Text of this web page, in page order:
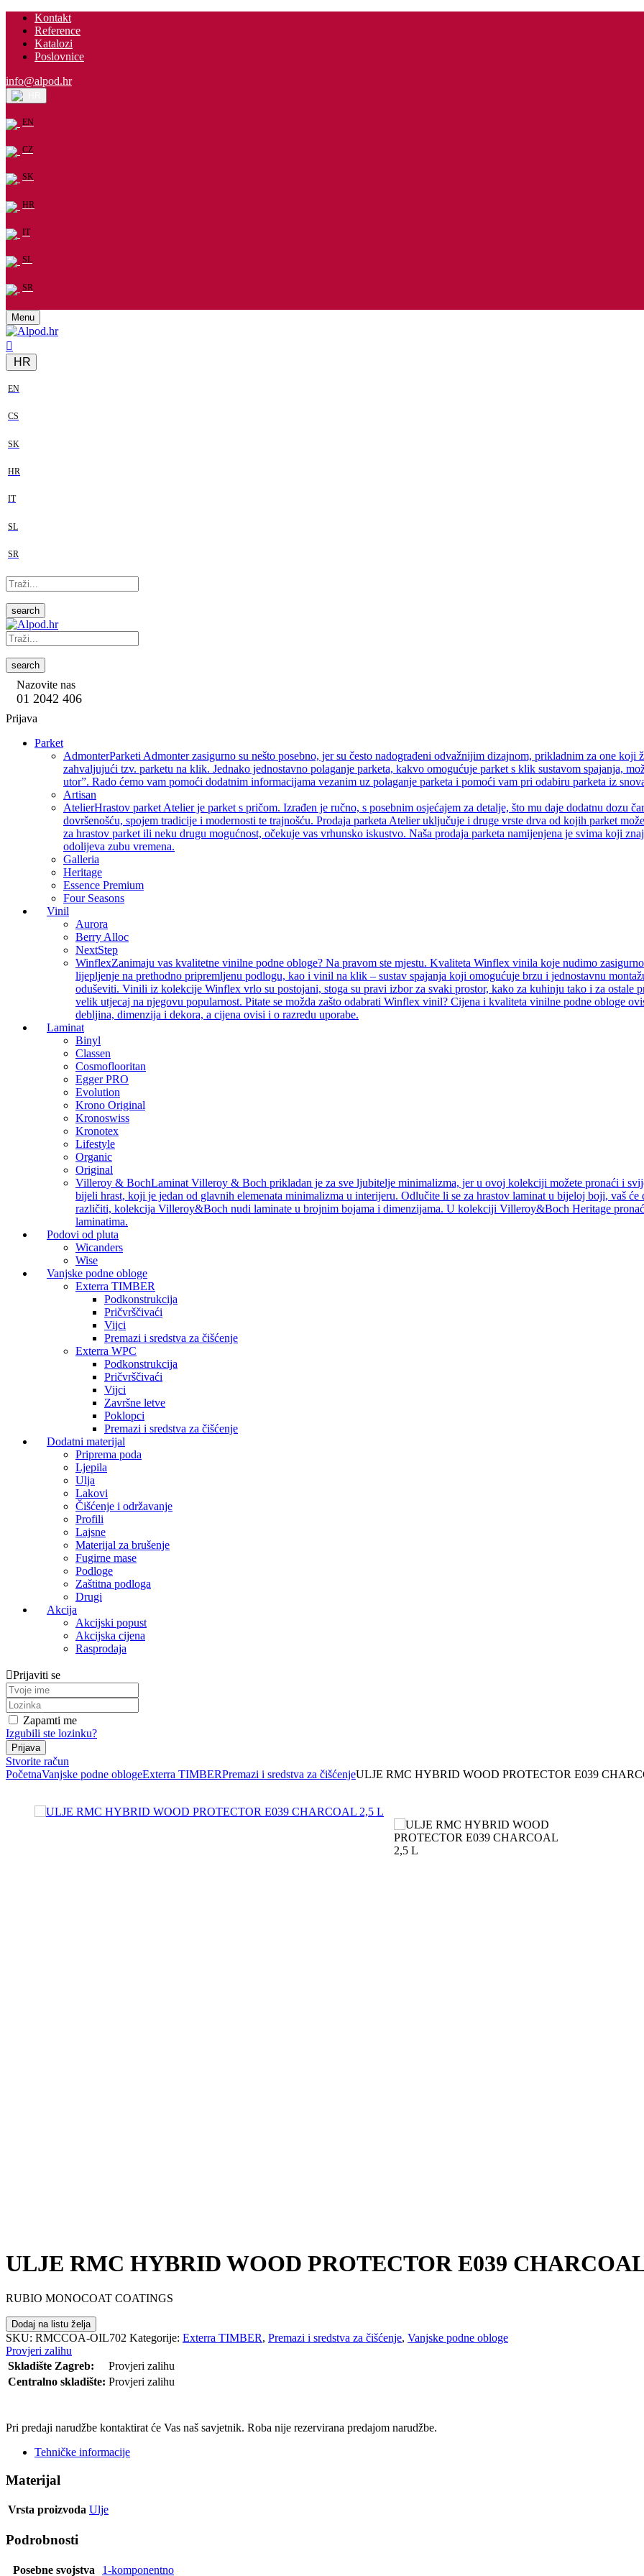
Kontakt
Reference
Katalozi
Poslovnice
info@alpod.hr
EN
CZ
SK
HR
IT
SL
SR
Menu
HR
EN
CS
SK
HR
IT
SL
SR
search
search
Nazovite nas
01 2042 406
Prijava
Parket
AdmonterParketi Admonter zasigurno su nešto posebno, jer su često nadograđeni odvažnijim dizajnom, prikladnim za one koji
zahvaljujući tzv. parketu na klik. Jednako jednostavno polaganje parketa, kakvo omogućuje parket s klik sustavom spajanja,
utor”. Rado ćemo vam pomoći dodatnim informacijama vezanim uz polaganje parketa i pomoći vam pri odabiru parketa iz
Artisan
AtelierHrastov parket Atelier je parket s pričom. Izrađen je ručno, s posebnim osjećajem za detalje, što mu daje dodatnu dozu
dovršenošću, spojem tradicije i modernosti te trajnošću. Prodaja parketa Atelier uključuje i druge vrste drva od kojih parket
za hrastov parket ili neku drugu mogućnost, očekuje vas vrhunsko iskustvo. Naša prodaja parketa namijenjena je svima koji
odolijeva zubu vremena.
Galleria
Heritage
Essence Premium
Four Seasons
Vinil
Aurora
Berry Alloc
NextStep
WinflexZanimaju vas kvalitetne vinilne podne obloge? Na pravom ste mjestu. Kvaliteta Winflex vinila koje nudimo
lijepljenje na prethodno pripremljenu podlogu, kao i vinil na klik – sustav spajanja koji omogućuje brzu i jednostavnu
oduševiti. Vinili iz kolekcije Winflex vrlo su postojani, stoga su pravi izbor za svaki prostor, kako za kuhinju tako i za ostale
velik utjecaj na njegovu popularnost. Pitate se možda zašto odabrati Winflex vinil? Cijena i kvaliteta vinilne podne obloge
debljina, dimenzija i dekora, a cijena ovisi i o razredu uporabe.
Laminat
Binyl
Classen
Cosmoflooritan
Egger PRO
Evolution
Krono Original
Kronoswiss
Kronotex
Lifestyle
Organic
Original
Villeroy & BochLaminat Villeroy & Boch prikladan je za sve ljubitelje minimalizma, jer u ovoj kolekciji možete pronaći i
bijeli hrast, koji je jedan od glavnih elemenata minimalizma u interijeru. Odlučite li se za hrastov laminat u bijeloj boji, vaš
različiti, kolekcija Villeroy&Boch nudi laminate u brojnim bojama i dimenzijama. U kolekciji Villeroy&Boch Heritage
laminatima.
Podovi od pluta
Wicanders
Wise
Vanjske podne obloge
Exterra TIMBER
Podkonstrukcija
Pričvrščivaći
Vijci
Premazi i sredstva za čišćenje
Exterra WPC
Podkonstrukcija
Pričvrščivaći
Vijci
Završne letve
Poklopci
Premazi i sredstva za čišćenje
Dodatni materijal
Priprema poda
Ljepila
Ulja
Lakovi
Čišćenje i održavanje
Profili
Lajsne
Materijal za brušenje
Fugirne mase
Podloge
Zaštitna podloga
Drugi
Akcija
Akcijski popust
Akcijska cijena
Rasprodaja
Prijaviti se
Zapamti me
Izgubili ste lozinku?
Stvorite račun
PočetnaVanjske podne oblogeExterra TIMBERPremazi i sredstva za čišćenjeULJE RMC HYBRID WOOD PROTECTOR E039
ULJE RMC HYBRID WOOD PROTECTOR E039
RUBIO MONOCOAT COATINGS
Dodaj na listu želja
SKU: RMCCOA-OIL702 Kategorije: Exterra TIMBER, Premazi i sredstva za čišćenje, Vanjske podne obloge
Provjeri zalihu
Skladište Zagreb:
Provjeri zalihu
Centralno skladište: Provjeri zalihu
Pri predaji narudžbe kontaktirat će Vas naš savjetnik. Roba nije rezervirana predajom narudžbe.
Tehničke informacije
Materijal
Vrsta proizvoda Ulje
Podrobnosti
Posebne svojstva 1-komponentno